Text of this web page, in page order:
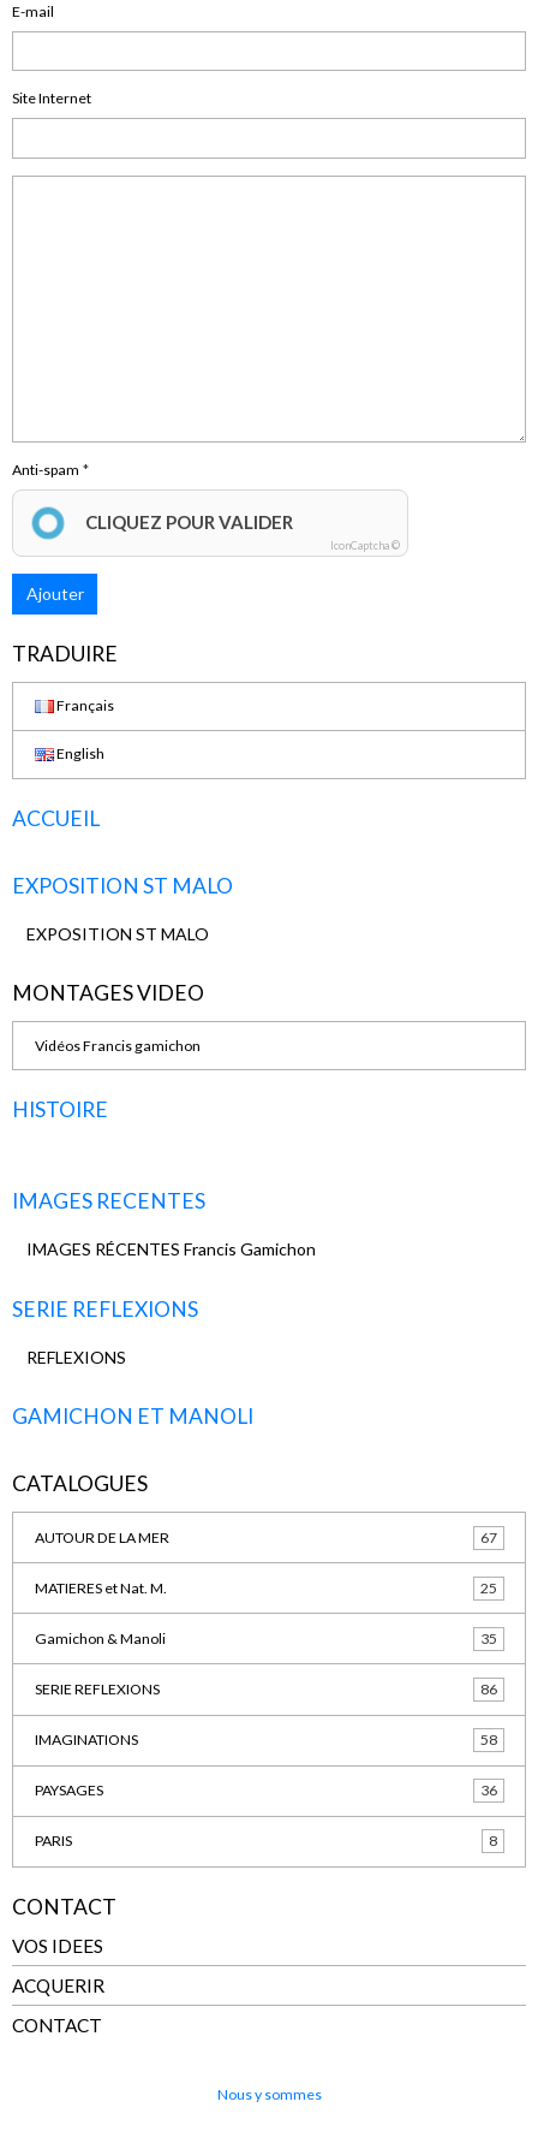
E-mail
Site Internet
Anti-spam
CLIQUEZ POUR VALIDER
IconCaptcha ©
Ajouter
TRADUIRE
Français
English
ACCUEIL
EXPOSITION ST MALO
EXPOSITION ST MALO
MONTAGES VIDEO
Vidéos Francis gamichon
HISTOIRE
IMAGES RECENTES
IMAGES RÉCENTES Francis Gamichon
SERIE REFLEXIONS
REFLEXIONS
GAMICHON ET MANOLI
CATALOGUES
AUTOUR DE LA MER 67
MATIERES et Nat. M. 25
Gamichon & Manoli 35
SERIE REFLEXIONS 86
IMAGINATIONS 58
PAYSAGES 36
PARIS 8
CONTACT
VOS IDEES
ACQUERIR
CONTACT
Nous y sommes